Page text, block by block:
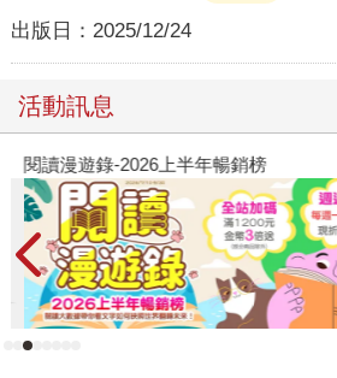
出版日： 2025/12/24
活動訊息
閱讀漫遊錄-2026上半年暢銷榜